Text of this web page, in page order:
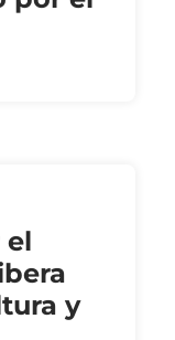
el
y